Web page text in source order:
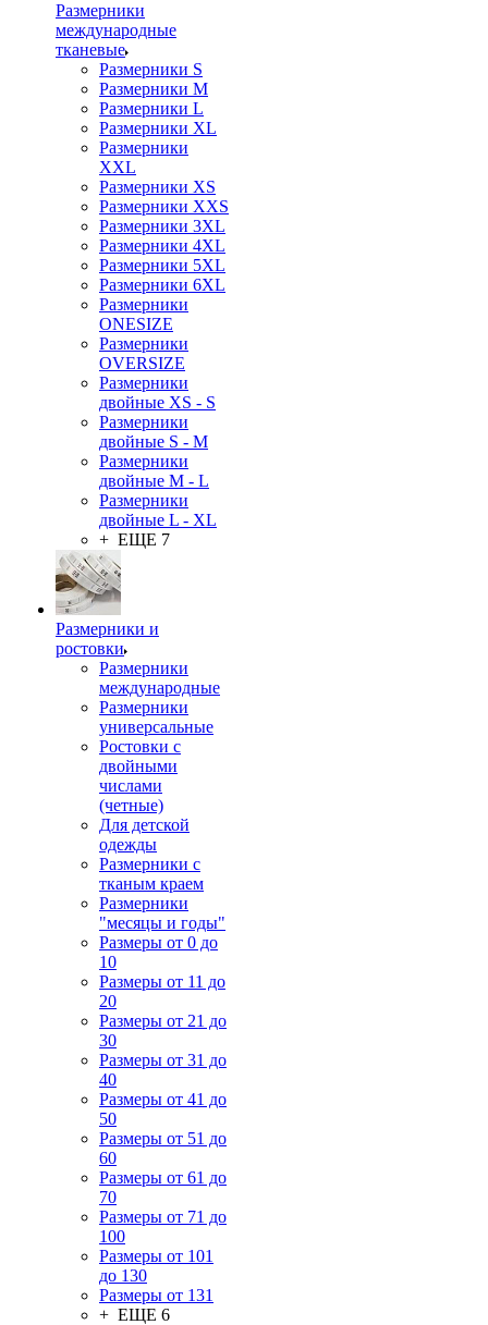
Размерники
международные
тканевые
Размерники S
Размерники M
Размерники L
Размерники XL
Размерники
XXL
Размерники XS
Размерники XXS
Размерники 3XL
Размерники 4XL
Размерники 5XL
Размерники 6XL
Размерники
ONESIZE
Размерники
OVERSIZE
Размерники
двойные XS - S
Размерники
двойные S - M
Размерники
двойные M - L
Размерники
двойные L - XL
+ ЕЩЕ 7
Размерники и
ростовки
Размерники
международные
Размерники
универсальные
Ростовки с
двойными
числами
(четные)
Для детской
одежды
Размерники с
тканым краем
Размерники
"месяцы и годы"
Размеры от 0 до
10
Размеры от 11 до
20
Размеры от 21 до
30
Размеры от 31 до
40
Размеры от 41 до
50
Размеры от 51 до
60
Размеры от 61 до
70
Размеры от 71 до
100
Размеры от 101
до 130
Размеры от 131
+ ЕЩЕ 6